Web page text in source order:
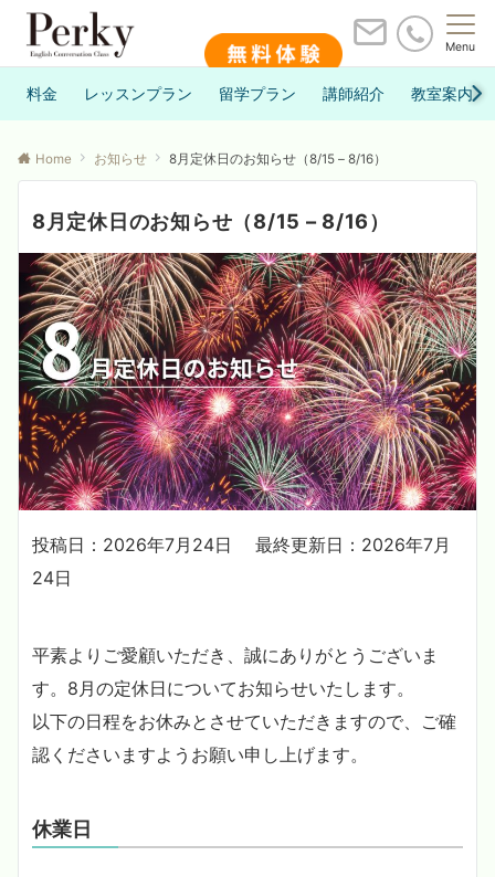
Menu
料金 レッスンプラン 留学プラン 講師紹介 教室案内
Home お知らせ 8月定休日のお知らせ（8/15 – 8/16）
8月定休日のお知らせ（8/15 – 8/16）
投稿日：2026年7月24日
最終更新日：2026年7月
24日
平素よりご愛顧いただき、誠にありがとうございま
す。8月の定休日についてお知らせいたします。
以下の日程をお休みとさせていただきますので、ご確
認くださいますようお願い申し上げます。
休業日